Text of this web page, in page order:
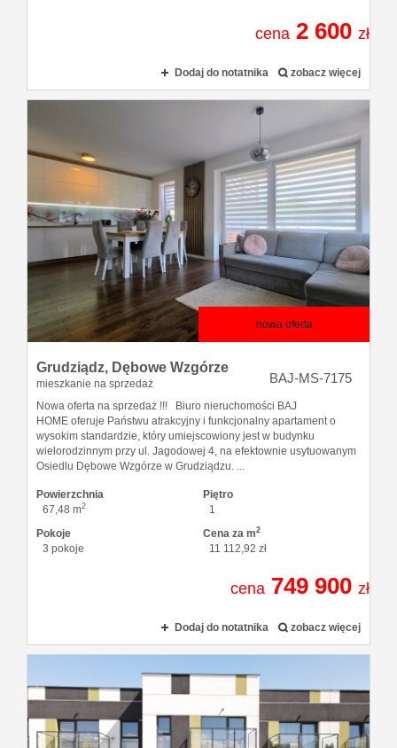
cena 2 600 zł
Dodaj do notatnika zobacz więcej
nowa oferta
Grudziądz, Dębowe Wzgórze
mieszkanie na sprzedaż BAJ-MS-7175
Nowa oferta na sprzedaż !!! Biuro nieruchomości BAJ
HOME oferuje Państwu atrakcyjny i funkcjonalny apartament o
wysokim standardzie, który umiejscowiony jest w budynku
wielorodzinnym przy ul. Jagodowej 4, na efektownie usytuowanym
Osiedlu Dębowe Wzgórze w Grudziądzu. ...
Powierzchnia
67,48 m2
Piętro
1
Pokoje
3 pokoje
Cena za m2
11 112,92 zł
cena 749 900 zł
Dodaj do notatnika zobacz więcej